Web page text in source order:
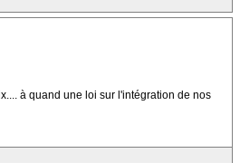
à quand une loi sur l'intégration de nos